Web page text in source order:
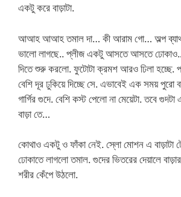
একটু করে বাড়াটা.
আআহ আআহ তমাল দা… কী আরাম গো… অল্প
ভালো লাগছে.. প্লীজ একটু আসতে আসতে
দিতে শুরু করলো. ফুটোটা ক্রমশ আরও ঢিলা হচ্ছে.
বেশি দূর ঢুকিয়ে দিচ্ছে সে. এভাবেই এক সময় পুরো
গার্গির গুদে. বেশি কস্ট পেলো না মেয়েটা. তবে
বাড়া তে…
কোথাও একটু ও ফাঁকা নেই. স্লো মোশন এ বাড়াটা
ঢোকাতে লাগলো তমাল. গুদের ভিতরের দেয়ালে বাড়ার
শরীর কেঁপে উঠলো.